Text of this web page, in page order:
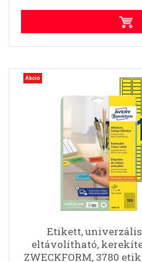
Akció
Etikett,
eltávolítható,
ZWECKFORM, 3780